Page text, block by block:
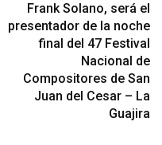
Frank Solano, será el
presentador de la noche
final del 47 Festival
Nacional de
Compositores de San
Juan del Cesar – La
Guajira